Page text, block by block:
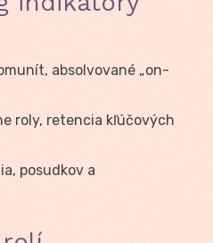
absolvované „on-
roly, retencia kľúčových
posudkov a